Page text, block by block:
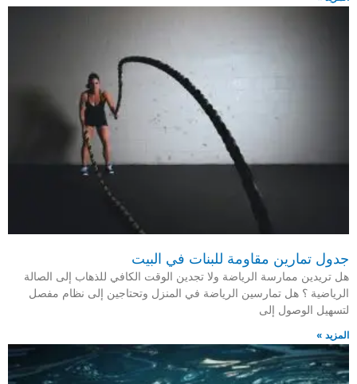
جدول تمارين مقاومة للبنات في البيت
هل تريدين ممارسة الرياضة ولا تجدين الوقت الكافي للذهاب إلى الصالة
الرياضية ؟ هل تمارسين الرياضة في المنزل وتحتاجين إلى نظام مفصل
لتسهيل الوصول إلى
المزيد »